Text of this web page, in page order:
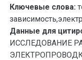
Ключевые слова:
Данные для
ИССЛЕДОВАНИЕ